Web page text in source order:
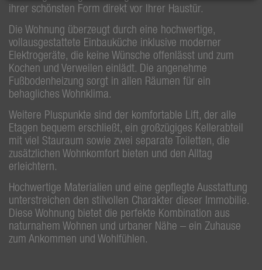
ihrer schönsten Form direkt vor Ihrer Haustür.
Die Wohnung überzeugt durch eine hochwertige,
vollausgestattete Einbauküche inklusive moderner
Elektrogeräte, die keine Wünsche offenlässt und zum
Kochen und Verweilen einlädt. Die angenehme
Fußbodenheizung sorgt in allen Räumen für ein
behagliches Wohnklima.
Weitere Pluspunkte sind der komfortable Lift, der alle
Etagen bequem erschließt, ein großzügiges Kellerabteil
mit viel Stauraum sowie zwei separate Toiletten, die
zusätzlichen Wohnkomfort bieten und den Alltag
erleichtern.
Hochwertige Materialien und eine gepflegte Ausstattung
unterstreichen den stilvollen Charakter dieser Immobilie.
Diese Wohnung bietet die perfekte Kombination aus
naturnahem Wohnen und urbaner Nähe – ein Zuhause
zum Ankommen und Wohlfühlen.